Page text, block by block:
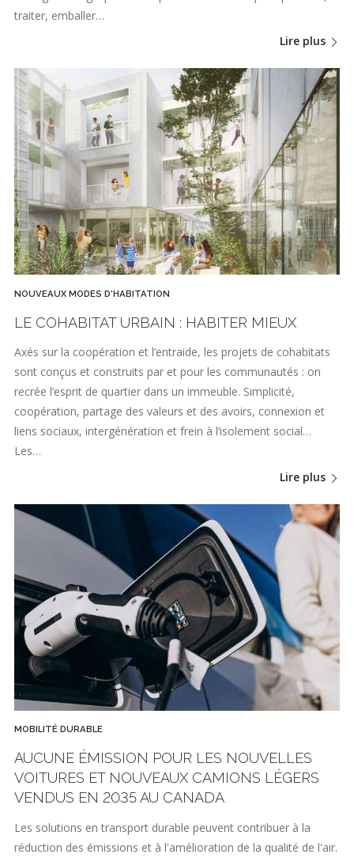
traiter, emballer…
Lire plus
NOUVEAUX MODES D'HABITATION
LE COHABITAT URBAIN : HABITER MIEUX
Axés sur la coopération et l’entraide, les projets de cohabitats
sont conçus et construits par et pour les communautés : on
recrée l’esprit de quartier dans un immeuble. Simplicité,
coopération, partage des valeurs et des avoirs, connexion et
liens sociaux, intergénération et frein à l’isolement social…
Les…
Lire plus
MOBILITÉ DURABLE
AUCUNE ÉMISSION POUR LES NOUVELLES
VOITURES ET NOUVEAUX CAMIONS LÉGERS
VENDUS EN 2035 AU CANADA
Les solutions en transport durable peuvent contribuer à la
réduction des émissions et à l'amélioration de la qualité de l'air.